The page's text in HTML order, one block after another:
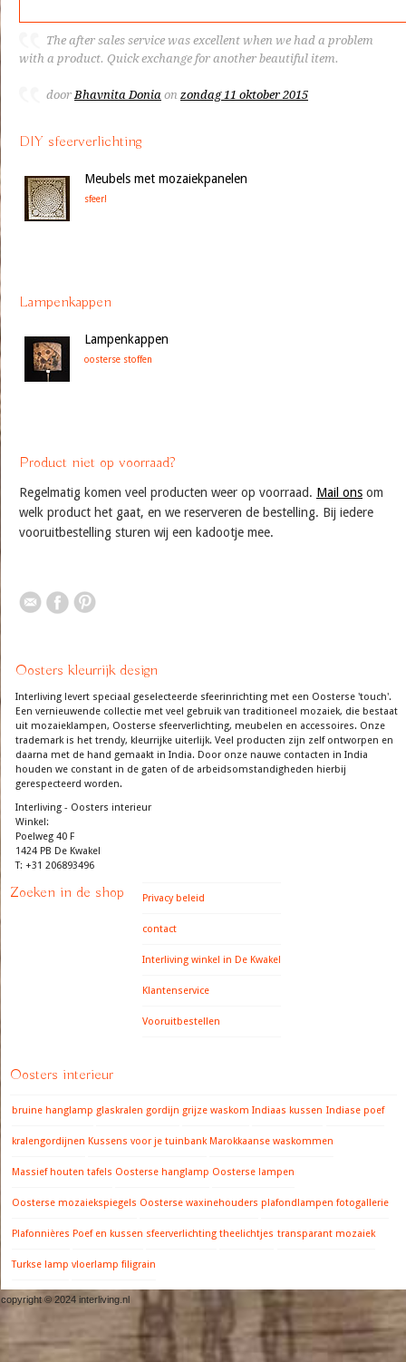
The after sales service was excellent when we had a problem
with a product. Quick exchange for another beautiful item.
doorBhavnita Donia on zondag 11 oktober 2015
DIY sfeerverlichting
Meubels met mozaiekpanelen
sfeer!
Lampenkappen
Lampenkappen
oosterse stoffen
Product niet op voorraad?
Regelmatig komen veel producten weer op voorraad. Mail ons om
welk product het gaat, en we reserveren de bestelling. Bij iedere
vooruitbestelling sturen wij een kadootje mee.
Oosters kleurrijk design
Interliving levert speciaal geselecteerde sfeerinrichting met een Oosterse 'touch'.
Een vernieuwende collectie met veel gebruik van traditioneel mozaiek, die bestaat
uit mozaieklampen, Oosterse sfeerverlichting, meubelen en accessoires. Onze
trademark is het trendy, kleurrijke uiterlijk. Veel producten zijn zelf ontworpen en
daarna met de hand gemaakt in India. Door onze nauwe contacten in India
houden we constant in de gaten of de arbeidsomstandigheden hierbij
gerespecteerd worden.
Interliving - Oosters interieur
Winkel:
Poelweg 40 F
1424 PB De Kwakel
T: +31 206893496
Zoeken in de shop Privacy beleid
contact
Interliving winkel in De Kwakel
Klantenservice
Vooruitbestellen
Oosters interieur
bruine hanglamp glaskralen gordijn grijze waskom Indiaas kussen Indiase poef
kralengordijnen Kussens voor je tuinbank Marokkaanse waskommen
Massief houten tafels Oosterse hanglamp Oosterse lampen
Oosterse mozaiekspiegels Oosterse waxinehouders plafondlampen fotogallerie
Plafonnières Poef en kussen sfeerverlichting theelichtjes transparant mozaiek
Turkse lamp vloerlamp filigrain
copyright © 2024 interliving.nl